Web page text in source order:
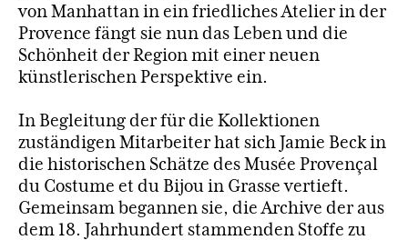
von Manhattan in ein friedliches Atelier in der
Provence fängt sie nun das Leben und die
Schönheit der Region mit einer neuen
künstlerischen Perspektive ein.
In Begleitung der für die Kollektionen
zuständigen Mitarbeiter hat sich Jamie Beck in
die historischen Schätze des Musée Provençal
du Costume et du Bijou in Grasse vertieft.
Gemeinsam begannen sie, die Archive der aus
dem 18. Jahrhundert stammenden Stoffe zu